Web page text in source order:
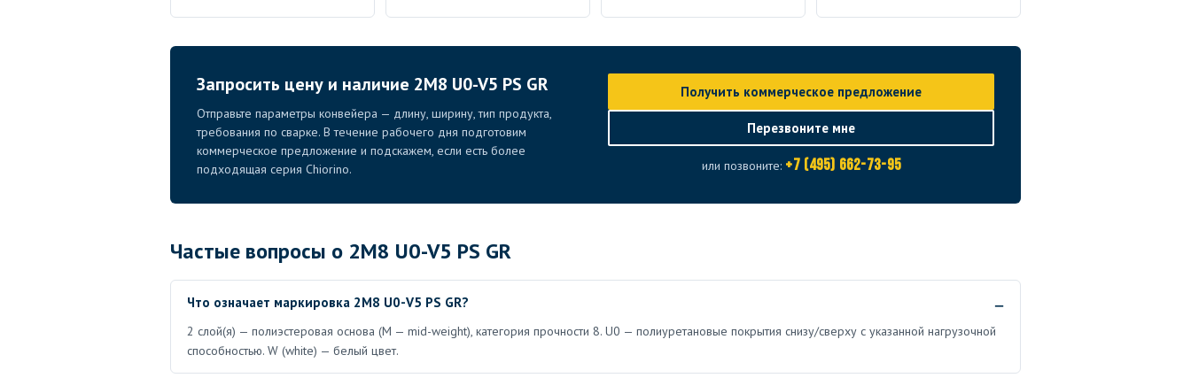
Запросить цену и наличие 2M8 U0-V5 PS GR
Отправьте параметры конвейера — длину, ширину, тип продукта,
требования по сварке. В течение рабочего дня подготовим
коммерческое предложение и подскажем, если есть более
подходящая серия Chiorino.
Получить коммерческое предложение
Перезвоните мне
или позвоните: +7 (495) 662-73-95
Частые вопросы о 2M8 U0-V5 PS GR
Что означает маркировка 2M8 U0-V5 PS GR?
2 слой(я) — полиэстеровая основа (M — mid-weight), категория прочности 8. U0 — полиуретановые покрытия снизу/сверху с указанной нагрузочной
способностью. W (white) — белый цвет.